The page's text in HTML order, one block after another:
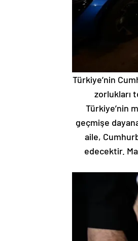
Türkiye’nin
zorlukları
Türkiye’nin
geçmişe
aile,
edecektir.